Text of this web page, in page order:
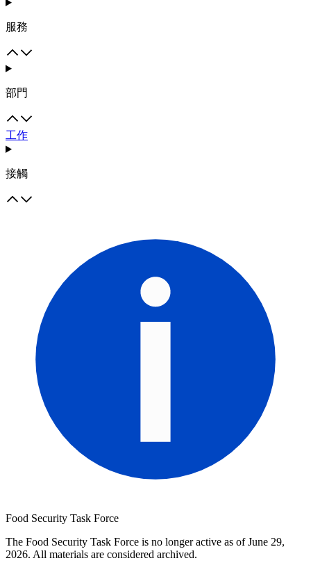
服務
部門
工作
接觸
Food Security Task Force
The Food Security Task Force is no longer active as of June 29,
2026. All materials are considered archived.